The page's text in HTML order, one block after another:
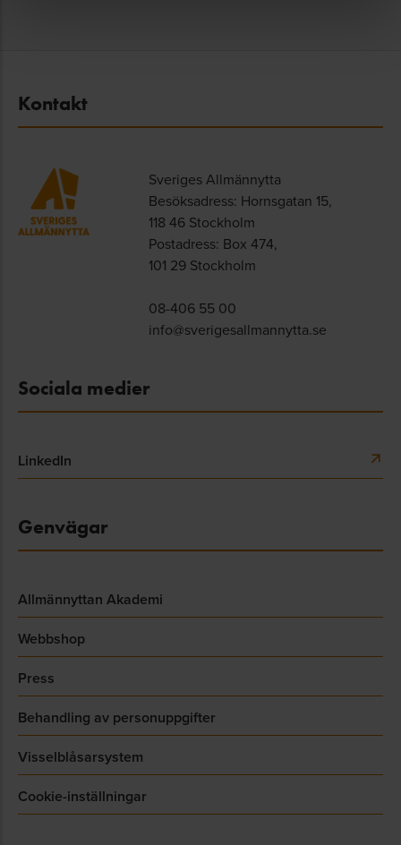
Kontakt
Sveriges Allmännytta
Besöksadress: Hornsgatan 15,
118 46 Stockholm
Postadress: Box 474,
101 29 Stockholm
08-406 55 00
info@sverigesallmannytta.se
Sociala medier
LinkedIn
Genvägar
Allmännyttan Akademi
Webbshop
Press
Behandling av personuppgifter
Visselblåsarsystem
Cookie-inställningar